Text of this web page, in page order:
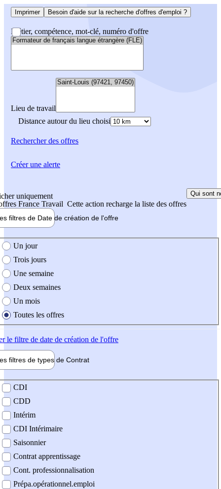
Imprimer Besoin d'aide sur la recherche d'offres d'emploi ?
Métier, compétence, mot-clé, numéro d'offre
Lieu de travail
Distance autour du lieu choisi
Rechercherdes offres
uniquement
France Travail Cette action recharge la liste des offres
Qui sont
filtres de Date de création de l'offre
création de l'offre
Un jour
Trois jours
Une semaine
Deux semaines
Un mois
Toutes les offres
le filtre de date de création de l'offre
filtres de types de Contrat
contrat
CDI
CDD
Intérim
CDI Intérimaire
Saisonnier
Contrat apprentissage
Cont. professionnalisation
Prépa.opérationnel.emploi
Créer une alerte